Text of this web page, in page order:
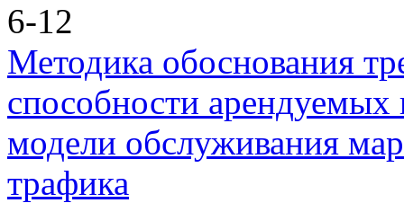
6-12
Методика обоснования
способности арендуемых
модели обслуживания
трафика